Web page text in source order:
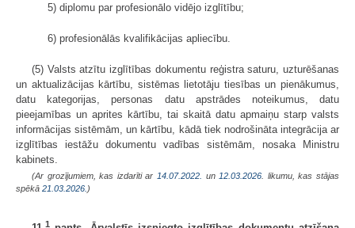
5) diplomu par profesionālo vidējo izglītību;
6) profesionālās kvalifikācijas apliecību.
(5) Valsts atzītu izglītības dokumentu reģistra saturu, uzturēšanas
un aktualizācijas kārtību, sistēmas lietotāju tiesības un pienākumus,
datu kategorijas, personas datu apstrādes noteikumus, datu
pieejamības un aprites kārtību, tai skaitā datu apmaiņu starp valsts
informācijas sistēmām, un kārtību, kādā tiek nodrošināta integrācija ar
izglītības iestāžu dokumentu vadības sistēmām, nosaka Ministru
kabinets.
(Ar grozījumiem, kas izdarīti ar 14.07.2022. un 12.03.2026 . likumu, kas stājas
spēkā 21.03.2026. )
1